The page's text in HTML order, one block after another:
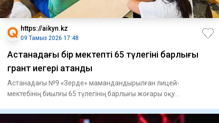
https://aikyn.kz
09 Тамыз 2026 17:48
Астанадағы бір мектептің 65 түлегінің барлығы
грант иегері атанды
Астанадағы №9 «Зерде» мамандандырылған лицей-
мектебінің биылғы 65 түлегінің барлығы жоғары оқу